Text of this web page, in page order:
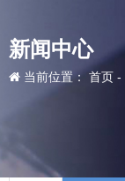
新闻中心
当前位置： 首页 -